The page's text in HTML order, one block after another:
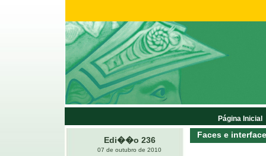
Edi��o 236
07 de outubro de 2010
Faces e
Página Inicial